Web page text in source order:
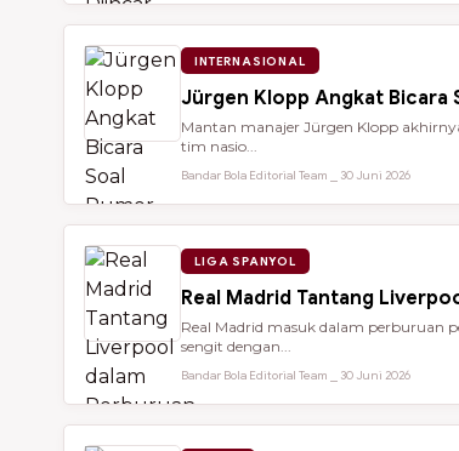
INTERNASIONAL
Jürgen Klopp Angkat Bicara
Mantan manajer Jürgen Klopp
tim nasio...
Bandar Bola Editorial Team ⎯ 30 Juni 2026
LIGA SPANYOL
Real Madrid Tantang
Real Madrid masuk dalam perburuan
sengit dengan...
Bandar Bola Editorial Team ⎯ 30 Juni 2026